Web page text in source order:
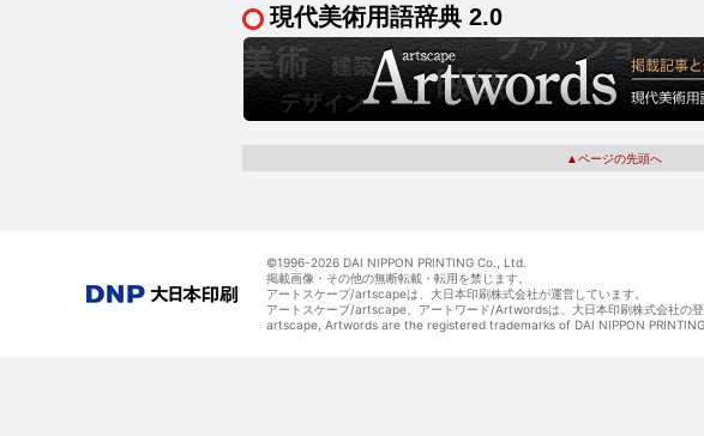
現代美術用語辞典 2.0
▲ページの先頭へ
©1996-2026 DAI NIPPON PRINTING Co., Ltd.
掲載画像・その他の無断転載・転用を禁じます。
アートスケープ/artscapeは、大日本印刷株式会社が運営しています。
アートスケープ/artscape、アートワード/Artwordsは、大日本印刷株式会社の登
artscape, Artwords are the registered trademarks of DAI NIPPON